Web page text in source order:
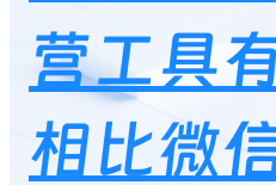
营工具
相比微